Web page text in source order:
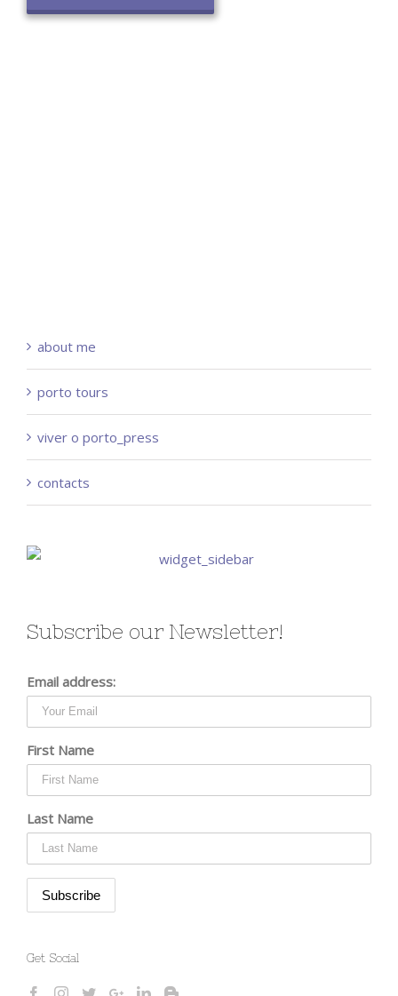
about me
porto tours
viver o porto_press
contacts
Subscribe our Newsletter!
Email address:
First Name
Last Name
Get Social